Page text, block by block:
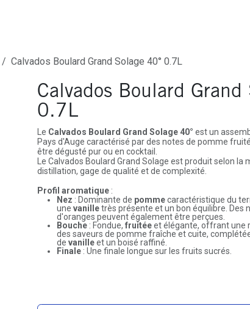
Calvados Boulard Grand Solage 40° 0.7L
Calvados Boulard Grand
0.7L
Le Calvados Boulard Grand Solage 40° est un
Pays d'Auge caractérisé par des notes de pomme
être dégusté pur ou en cocktail.
Le Calvados Boulard Grand Solage est produit selon la
distillation, gage de qualité et de complexité.
Profil aromatique:
Nez : Dominante de pommecaractéristique du
une vanilletrès présente et un bon équilibre. Des
d'oranges peuvent également être perçues.
Bouche: Fondue, fruitéeet élégante, offrant une
des saveurs de pomme fraîche et cuite,
de vanilleet un boisé raffiné.
Finale: Une finale longue sur les fruits sucrés.